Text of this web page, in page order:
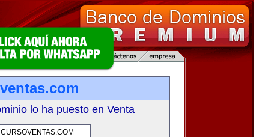
lo ha puesto en Venta
CURSOVENTAS.COM